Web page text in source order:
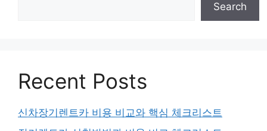
Search
Recent Posts
신차장기렌트카 비용 비교와 핵심 체크리스트